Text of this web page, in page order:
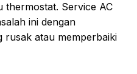
thermostat. Service AC
ini dengan
rusak atau memperbaiki